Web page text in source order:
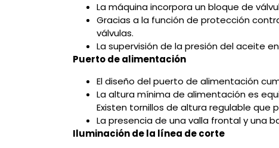
La máquina incorpora un bloque de
Gracias a la función de protección
válvulas.
La supervisión de la presión del aceite
Puerto de alimentación
El diseño del puerto de alimentación
La altura mínima de alimentación es
Existen tornillos de altura regulable
La presencia de una valla frontal y una
Iluminación de la línea de corte